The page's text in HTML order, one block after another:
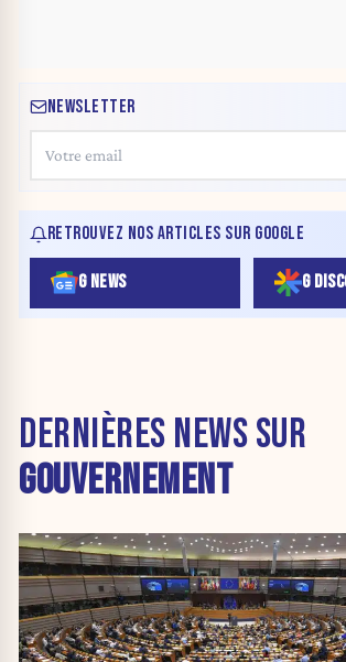
NEWSLETTER
RETROUVEZ NOS ARTICLES SUR GOOGLE
G NEWS G
DERNIÈRES NEWS SUR
GOUVERNEMENT